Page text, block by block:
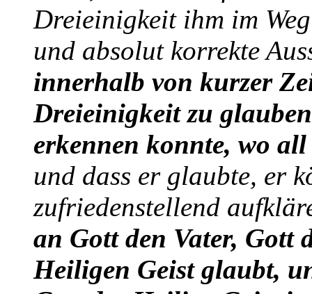
Dreieinigkeit ihm im
und absolut korrekte
innerhalb von kurzer
Dreieinigkeit zu
erkennen konnte, wo
und dass er glaubte, er
zufriedenstellend
an Gott den Vater, Gott
Heiligen Geist glaubt,